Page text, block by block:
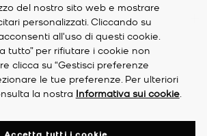
del nostro sito web e mostrare
personalizzati. Cliccando su
all'uso di questi cookie.
tutto” per rifiutare i cookie non
clicca su “Gestisci preferenze
le tue preferenze. Per ulteriori
la nostra Informativa sui cookie.